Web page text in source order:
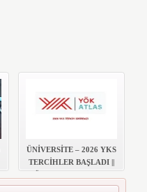
ÜNİVERSİTE – 2026 YKS
TERCİHLER BAŞLADI ||
YKS Nereden Nasıl